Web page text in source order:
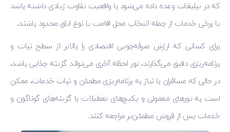
که در تبلیغات وعده داده می‌شود با واقعیت تفاوت زیادی داشته باشد
یا برخی خدمات از جمله انتخاب محل اقامت یا نوع اتاق محدود باشند.
برای کسانی که ارزش صرفه‌جویی اقتصادی را بالاتر از سطح ثبات و
برنامه‌ریزی دقیق می‌گذارند، تور لحظه آخری می‌تواند گزینه جذابی باشد،
در حالی که مسافران با نیاز به برنامه‌ریزی مطمئن و ثبات خدمات، ممکن
است به تورهای معمولی و پکیج‌های تعطیلات با گزینه‌های گوناگون و
خدمات پس از فروش مطمئن‌تر مراجعه کنند.